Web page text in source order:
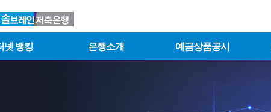
넷 뱅킹 은행소개 예금상품공시